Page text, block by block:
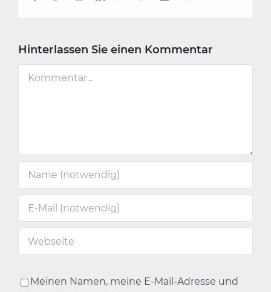
Hinterlassen Sie einen Kommentar
Kommentar
Meinen Namen, meine E-Mail-Adresse und